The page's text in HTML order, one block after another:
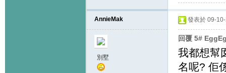
AnnieMak
別墅
發表於 09-
回覆 5#
我都想幫
名呢? 佢